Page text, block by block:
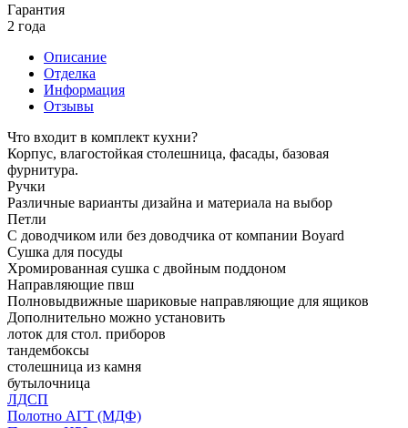
Гарантия
2 года
Описание
Отделка
Информация
Отзывы
Что входит в комплект кухни?
Корпус, влагостойкая столешница, фасады, базовая
фурнитура.
Ручки
Различные варианты дизайна и материала на выбор
Петли
С доводчиком или без доводчика от компании Boyard
Сушка для посуды
Хромированная сушка с двойным поддоном
Направляющие пвш
Полновыдвижные шариковые направляющие для ящиков
Дополнительно можно установить
лоток для стол. приборов
тандембоксы
столешница из камня
бутылочница
ЛДСП
Полотно АГТ (МДФ)